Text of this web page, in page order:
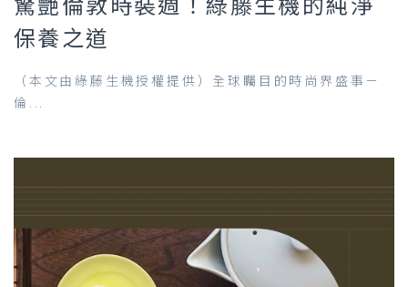
驚艷倫敦時裝週！綠藤生機的純淨
保養之道
（本文由綠藤生機授權提供）全球矚目的時尚界盛事－
倫...